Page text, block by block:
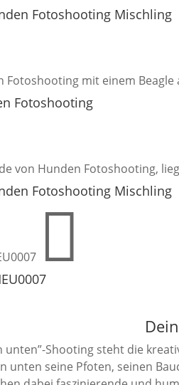
Fotoshooting Mischling
Fotoshooting
Fotoshooting Mischling
unten”-Shooting steht die
unten seine Pfoten, seinen